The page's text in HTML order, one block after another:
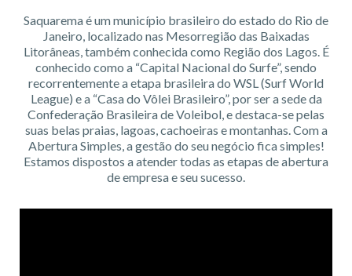
Saquarema é um município brasileiro do estado do Rio de
Janeiro, localizado nas Mesorregião das Baixadas
Litorâneas, também conhecida como Região dos Lagos. É
conhecido como a “Capital Nacional do Surfe”, sendo
recorrentemente a etapa brasileira do WSL (Surf World
League) e a “Casa do Vôlei Brasileiro”, por ser a sede da
Confederação Brasileira de Voleibol, e destaca-se pelas
suas belas praias, lagoas, cachoeiras e montanhas. Com a
Abertura Simples, a gestão do seu negócio fica simples!
Estamos dispostos a atender todas as etapas de abertura
de empresa e seu sucesso.